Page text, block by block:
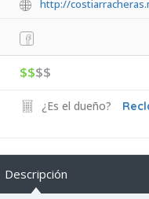
http://
$$$$
¿Es el dueño?
Descripción